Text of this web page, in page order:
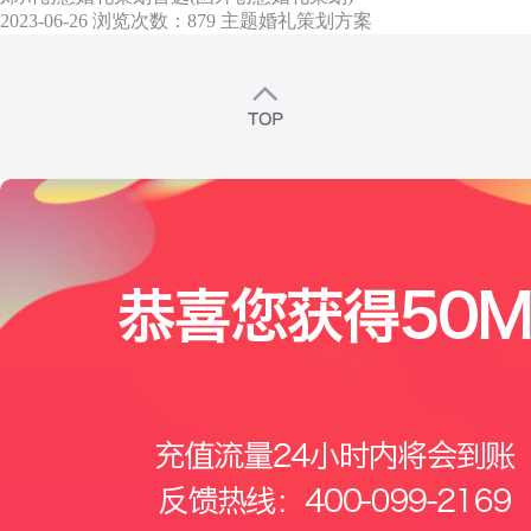
2023-06-26 浏览次数：879 主题婚礼策划方案